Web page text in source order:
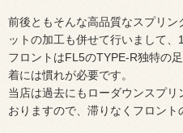
前後ともそんな高品質なスプリ
ットの加工も併せて行いまして、
フロントはFL5のTYPE-R独特の
着には慣れが必要です。
当店は過去にもローダウンスプ
おりますので、滞りなくフロント